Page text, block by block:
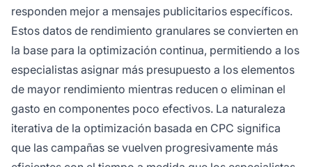
responden mejor a mensajes publicitarios específicos.
Estos datos de rendimiento granulares se convierten en
la base para la optimización continua, permitiendo a los
especialistas asignar más presupuesto a los elementos
de mayor rendimiento mientras reducen o eliminan el
gasto en componentes poco efectivos. La naturaleza
iterativa de la optimización basada en CPC significa
que las campañas se vuelven progresivamente más